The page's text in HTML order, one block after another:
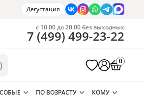
Дегустация
с 10.00 до 20.00 без выходных
7 (499) 499-23-22
0
ПО ВОЗРАСТУ
КОМУ